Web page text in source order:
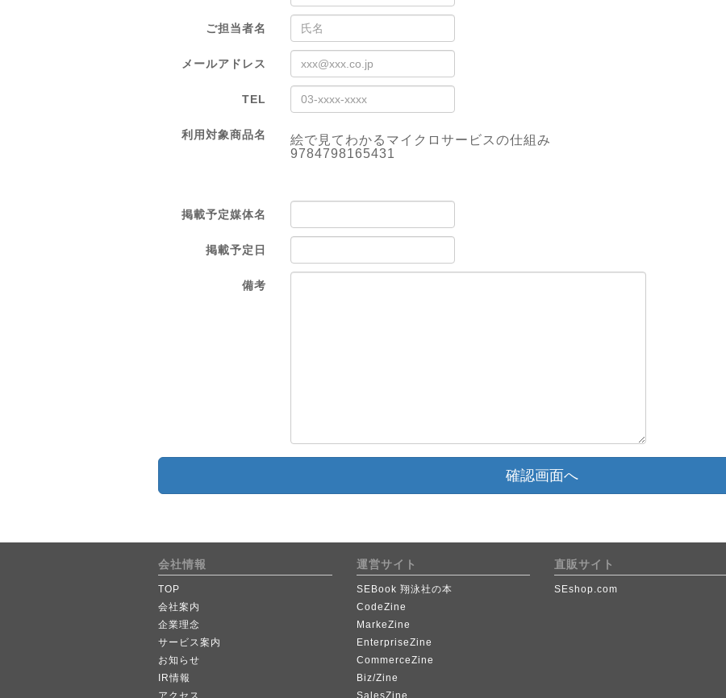
ご担当者名
メールアドレス
TEL
利用対象商品名
絵で見てわかるマイクロサービスの仕組み
9784798165431
掲載予定媒体名
掲載予定日
備考
確認画面へ
会社情報
TOP
会社案内
企業理念
サービス案内
お知らせ
IR情報
アクセス
運営サイト
SEBook 翔泳社の本
CodeZine
MarkeZine
EnterpriseZine
CommerceZine
Biz/Zine
SalesZine
直販サイト
SEshop.com